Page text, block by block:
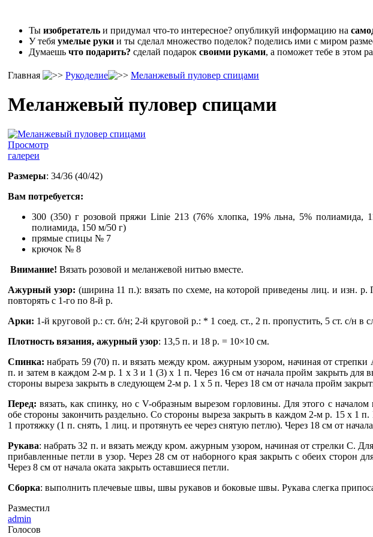
Ты изобретатель и придумал что-то интересное? опубликуй информацию на
У тебя умелые руки и ты сделал множество поделок? поделись ими с миром
Думаешь что подарить? сделай подарок своими руками, а поможет тебе в этом
Главная Рукоделие Меланжевый пуловер спицами
Меланжевый пуловер спицами
Просмотр
галереи
Размеры: 34/36 (40/42)
Вам потребуется:
300 (350) г розовой пряжи Linie 213 (76% хлопка, 19% льна, 5%
полиамида, 150 м/50 г)
прямые спицы № 7
крючок № 8
Внимание! Вязать розовой и меланжевой нитью вместе.
Ажурный узор: (ширина 11 п.): вязать по схеме, на которой приведены лиц. и изн. р.
повторять с 1-го по 8-й р.
Арки: 1-й круговой р.: ст. б/н; 2-й круговой р.: * 1 соед. ст., 2 п. пропустить, 5 ст. с/н
Плотность вязания, ажурный узор: 13,5 п. и 18 р. = 10×10 см.
Спинка: набрать 59 (70) п. и вязать между кром. ажурным узором, начиная от
п. и затем в каждом 2-м р. 1 х 3 и 1 (3) х 1 п. Через 16 см от начала пройм закрыть для
стороны выреза закрыть в следующем 2-м р. 1 х 5 п. Через 18 см от начала пройм
Перед: вязать, как спинку, но с V-образным вырезом горловины. Для этого с
обе стороны закончить раздельно. Со стороны выреза закрыть в каждом 2-м р. 15 х 1
1 протяжку (1 п. снять, 1 лиц. и протянуть ее через снятую петлю). Через 18 см от
Рукава: набрать 32 п. и вязать между кром. ажурным узором, начиная от стрелки С.
прибавленные петли в узор. Через 28 см от наборного края закрыть с обеих
Через 8 см от начала оката закрыть оставшиеся петли.
Сборка: выполнить плечевые швы, швы рукавов и боковые швы. Рукава слегка
Разместил
admin
Голосов